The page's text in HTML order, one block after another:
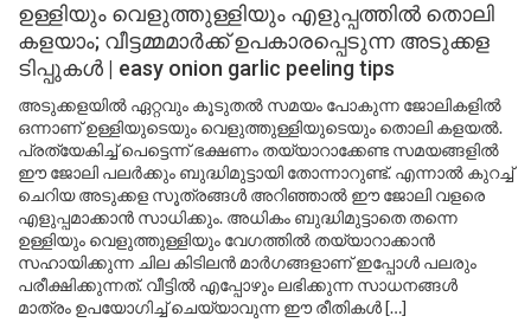
ഉള്ളിയും വെളുത്തുള്ളിയും എളുപ്പത്തിൽ തൊലി
കളയാം; വീട്ടമ്മമാർക്ക് ഉപകാരപ്പെടുന്ന അടുക്കള
ടിപ്പുകൾ | easy onion garlic peeling tips
അടുക്കളയിൽ ഏറ്റവും കൂടുതൽ സമയം പോകുന്ന ജോലികളിൽ
ഒന്നാണ് ഉള്ളിയുടെയും വെളുത്തുള്ളിയുടെയും തൊലി കളയൽ.
പ്രത്യേകിച്ച് പെട്ടെന്ന് ഭക്ഷണം തയ്യാറാക്കേണ്ട സമയങ്ങളിൽ
ഈ ജോലി പലർക്കും ബുദ്ധിമുട്ടായി തോന്നാറുണ്ട്. എന്നാൽ കുറച്ച്
ചെറിയ അടുക്കള സൂത്രങ്ങൾ അറിഞ്ഞാൽ ഈ ജോലി വളരെ
എളുപ്പമാക്കാൻ സാധിക്കും. അധികം ബുദ്ധിമുട്ടാതെ തന്നെ
ഉള്ളിയും വെളുത്തുള്ളിയും വേഗത്തിൽ തയ്യാറാക്കാൻ
സഹായിക്കുന്ന ചില കിടിലൻ മാർഗങ്ങളാണ് ഇപ്പോൾ പലരും
പരീക്ഷിക്കുന്നത്. വീട്ടിൽ എപ്പോഴും ലഭിക്കുന്ന സാധനങ്ങൾ
മാത്രം ഉപയോഗിച്ച് ചെയ്യാവുന്ന ഈ രീതികൾ […]